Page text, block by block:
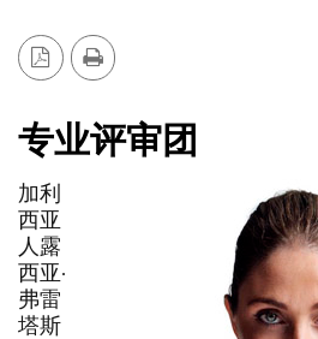
León
PDF
打
专业评审团
加利
西亚
人露
西亚·
弗雷
塔斯